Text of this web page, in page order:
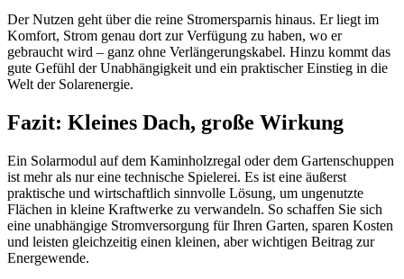
Der Nutzen geht über die reine Stromersparnis hinaus. Er liegt im
Komfort, Strom genau dort zur Verfügung zu haben, wo er
gebraucht wird – ganz ohne Verlängerungskabel. Hinzu kommt das
gute Gefühl der Unabhängigkeit und ein praktischer Einstieg in die
Welt der Solarenergie.
Fazit: Kleines Dach, große Wirkung
Ein Solarmodul auf dem Kaminholzregal oder dem Gartenschuppen
ist mehr als nur eine technische Spielerei. Es ist eine äußerst
praktische und wirtschaftlich sinnvolle Lösung, um ungenutzte
Flächen in kleine Kraftwerke zu verwandeln. So schaffen Sie sich
eine unabhängige Stromversorgung für Ihren Garten, sparen Kosten
und leisten gleichzeitig einen kleinen, aber wichtigen Beitrag zur
Energewende.